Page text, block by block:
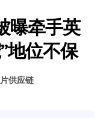
曝牵手英
地位不保
供应链